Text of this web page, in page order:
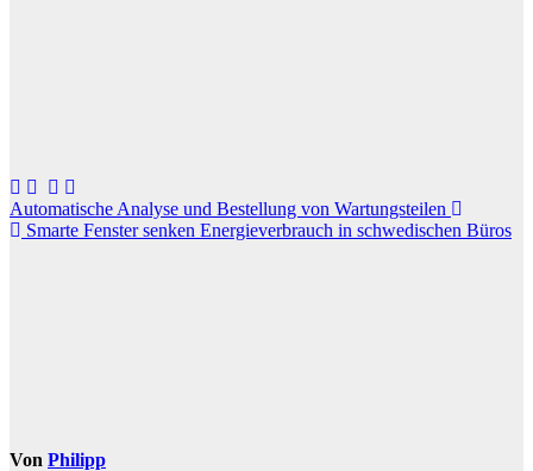
Beitragsnavigation
Automatische Analyse und Bestellung von Wartungsteilen
Smarte Fenster senken Energieverbrauch in schwedischen Büros
Von Philipp